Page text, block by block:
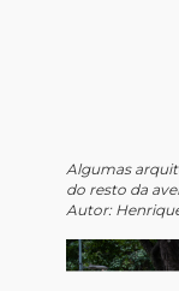
Algumas
do resto da
Autor: